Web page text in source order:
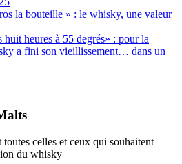
la bouteille » : le whisky, une valeur
huit heures à 55 degrés» : pour la
a fini son vieillissement… dans un
celles et ceux qui souhaitent
du whisky